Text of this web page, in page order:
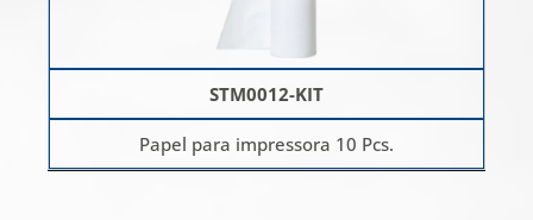
STM0012-KIT
Papel para impressora 10 Pcs.